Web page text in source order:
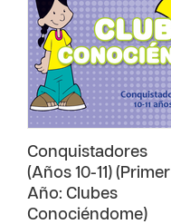
Conquistadores
(Años 10-11) (Primer
Año: Clubes
Conociéndome)